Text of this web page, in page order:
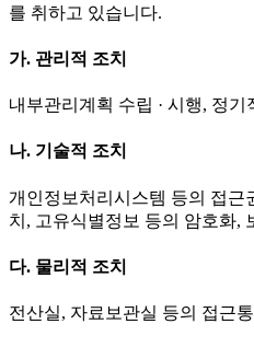
를 취하고 있습니다.
가. 관리적 조치
내부관리계획 수립 · 시행, 정기
나. 기술적 조치
개인정보처리시스템 등의 접근
치, 고유식별정보 등의 암호화,
다. 물리적 조치
전산실, 자료보관실 등의 접근통